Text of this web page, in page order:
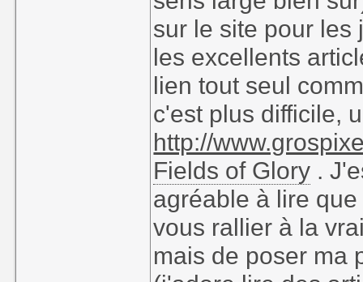
sur le site pour les
les excellents
lien tout seul
c'est plus difficile,
http://
Fields of Glory .
agréable à lire
vous rallier à la
mais de poser ma